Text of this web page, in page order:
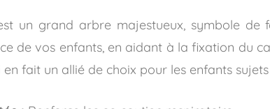
un grand arbre majestueux, symbole
de vos enfants, en aidant à la fixation du
fait un allié de choix pour les enfants